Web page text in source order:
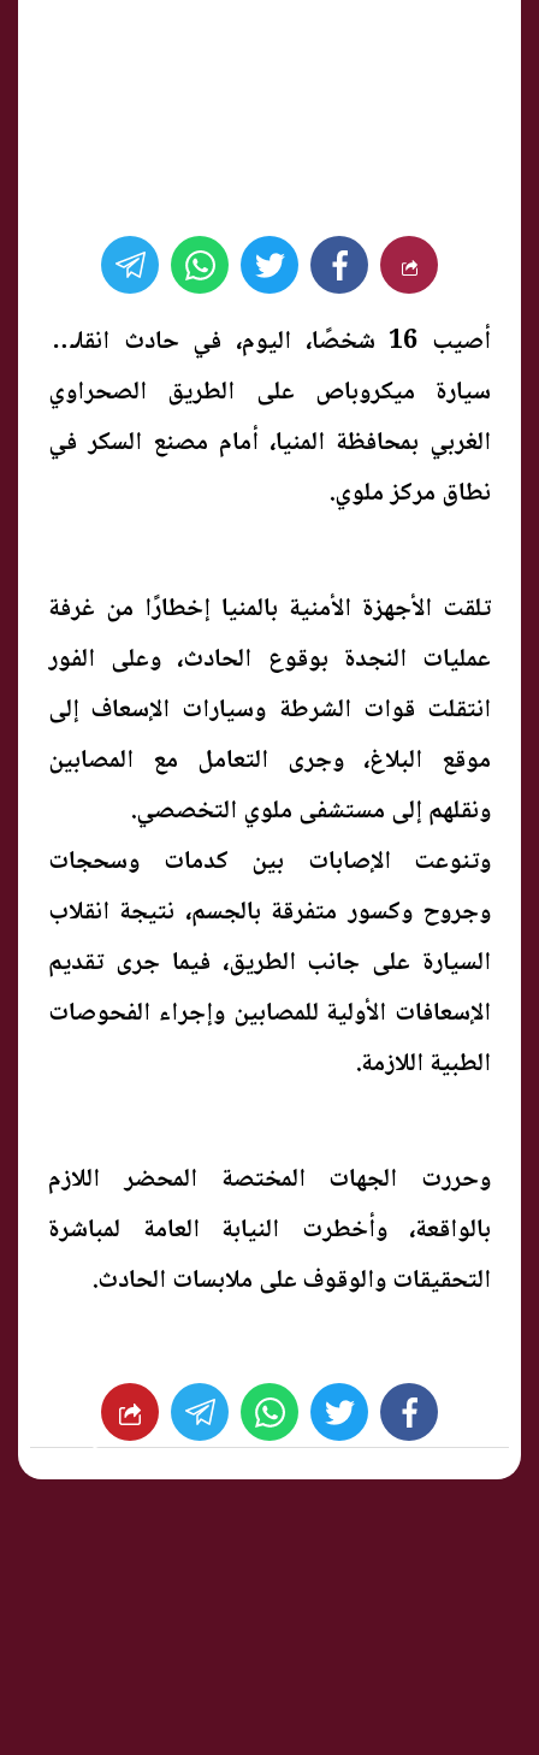
أصيب 16 شخصًا، اليوم، في حادث انقلاب
سيارة ميكروباص على الطريق الصحراوي
الغربي بمحافظة المنيا، أمام مصنع السكر في
نطاق مركز ملوي.
تلقت الأجهزة الأمنية بالمنيا إخطارًا من غرفة
عمليات النجدة بوقوع الحادث، وعلى الفور
انتقلت قوات الشرطة وسيارات الإسعاف إلى
موقع البلاغ، وجرى التعامل مع المصابين
ونقلهم إلى مستشفى ملوي التخصصي.
وتنوعت الإصابات بين كدمات وسحجات
وجروح وكسور متفرقة بالجسم، نتيجة انقلاب
السيارة على جانب الطريق، فيما جرى تقديم
الإسعافات الأولية للمصابين وإجراء الفحوصات
الطبية اللازمة.
وحررت الجهات المختصة المحضر اللازم
بالواقعة، وأخطرت النيابة العامة لمباشرة
التحقيقات والوقوف على ملابسات الحادث.
facebook
twitter
whats شارك